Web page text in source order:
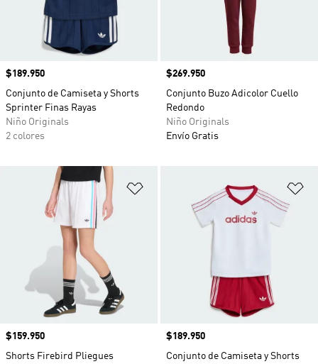
Precio
$189.950
Conjunto de Camiseta y Shorts
Sprinter Finas Rayas
Niño Originals
2 colores
Precio
$269.950
Conjunto Buzo Adicolor Cuello
Redondo
Niño Originals
Envío Gratis
Añadir a la lista de deseos
Precio
$159.950
Shorts Firebird Pliegues
Precio
$189.950
Conjunto de Camiseta y Shorts